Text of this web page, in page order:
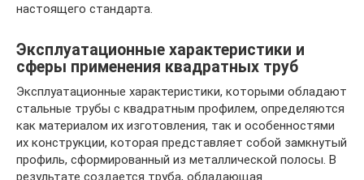
настоящего стандарта.
Эксплуатационные характеристики и
сферы применения квадратных труб
Эксплуатационные характеристики, которыми обладают
стальные трубы с квадратным профилем, определяются
как материалом их изготовления, так и особенностями
их конструкции, которая представляет собой замкнутый
профиль, сформированный из металлической полосы. В
результате создается труба, обладающая